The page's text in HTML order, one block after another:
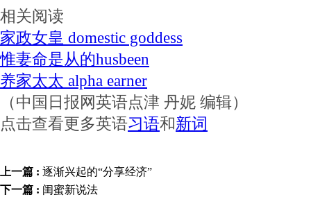
相关阅读
家政女皇 domestic goddess
惟妻命是从的husbeen
养家太太 alpha earner
（中国日报网英语点津 丹妮 编辑）
点击查看更多英语习语和新词
上一篇 : 逐渐兴起的“分享经济”
下一篇 : 闺蜜新说法